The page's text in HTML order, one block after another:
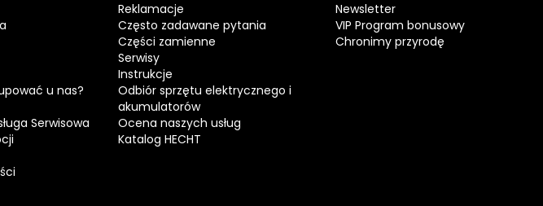
u nas?
Serwisowa
Reklamacje
Często zadawane pytania
Części zamienne
Serwisy
Instrukcje
Odbiór sprzętu elektrycznego i
akumulatorów
Ocena naszych usług
Katalog HECHT
Newsletter
VIP Program bonusowy
Chronimy przyrodę